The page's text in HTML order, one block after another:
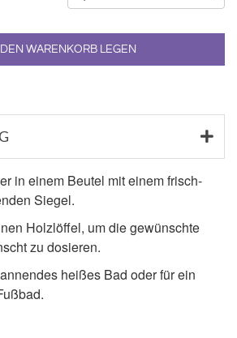
DEN WARENKORB LEGEN
in einem Beutel mit einem frisch-
Siegel.
Holzlöffel, um die gewünschte
zu dosieren.
heißes Bad oder für ein